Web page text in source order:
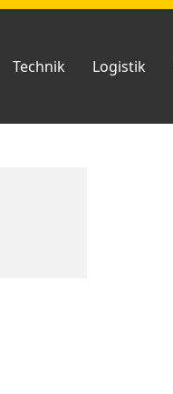
Technik Logistik